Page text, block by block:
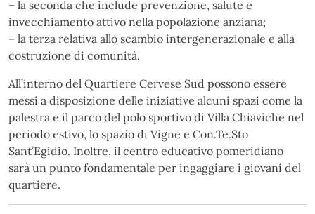
– la seconda che include prevenzione, salute e
invecchiamento attivo nella popolazione anziana;
– la terza relativa allo scambio intergenerazionale e alla
costruzione di comunità.
All’interno del Quartiere Cervese Sud possono essere
messi a disposizione delle iniziative alcuni spazi come la
palestra e il parco del polo sportivo di Villa Chiaviche nel
periodo estivo, lo spazio di Vigne e Con.Te.Sto
Sant’Egidio. Inoltre, il centro educativo pomeridiano
sarà un punto fondamentale per ingaggiare i giovani del
quartiere.